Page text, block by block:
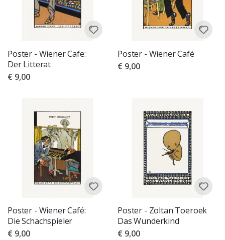
Poster - Wiener Cafe:
Der Litterat
€ 9,00
Poster - Wiener Café
€ 9,00
Poster - Wiener Café:
Die Schachspieler
€ 9,00
Poster - Zoltan Toeroek
Das Wunderkind
€ 9,00